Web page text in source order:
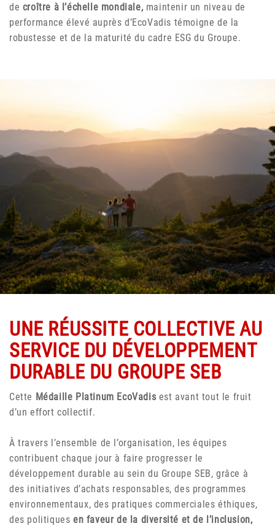
de croître à l’échelle mondiale, maintenir un niveau de
performance élevé auprès d’EcoVadis témoigne de la
robustesse et de la maturité du cadre ESG du Groupe.
UNE RÉUSSITE COLLECTIVE AU
SERVICE DU DÉVELOPPEMENT
DURABLE DU GROUPE SEB
Cette Médaille Platinum EcoVadis est avant tout le fruit
d’un effort collectif.
À travers l’ensemble de l’organisation, les équipes
contribuent chaque jour à faire progresser le
développement durable au sein du Groupe SEB, grâce à
des initiatives d’achats responsables, des programmes
environnementaux, des pratiques commerciales éthiques,
des politiques en faveur de la diversité et de l’inclusion,